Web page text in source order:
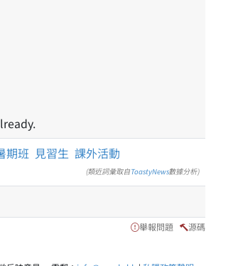
期班 見習生 課外活動
(類近詞彙取自ToastyNews數據分析)
舉報問題 源碼